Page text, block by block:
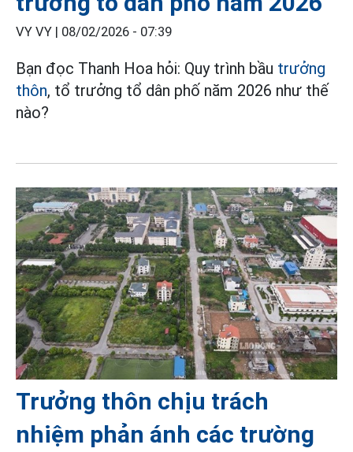
VY VY | 08/02/2026 - 07:39
Bạn đọc Thanh Hoa hỏi: Quy trình bầu trưởng
thôn, tổ trưởng tổ dân phố năm 2026 như thế
nào?
Trưởng thôn chịu trách
nhiệm phản ánh các trường